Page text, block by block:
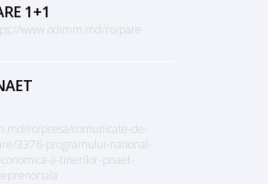
1+1
www.odimm.md/ro/pare
ro/presa/comunicate-de-
3376-programului-national-
a-tinerilor-pnaet-